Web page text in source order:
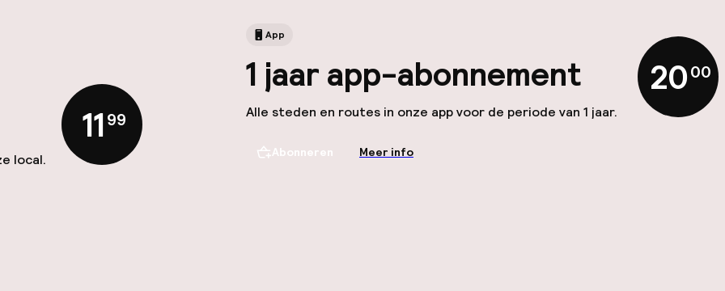
App
1 jaar app-abonnement
Alle steden en routes in onze app voor de periode van 1 jaar.
20,00
Abonneren Meer info
local.
11,99